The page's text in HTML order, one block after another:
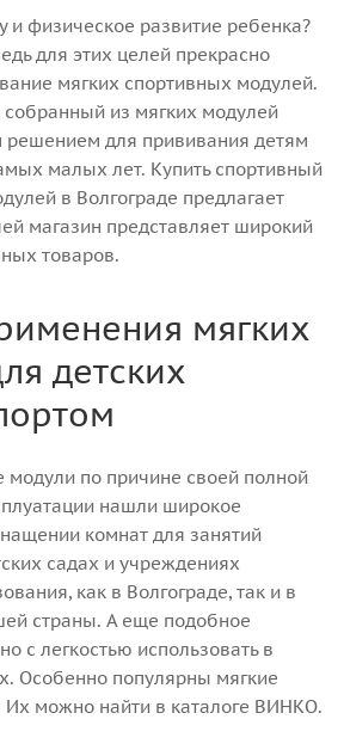
и физическое развитие ребенка?
для этих целей прекрасно
мягких спортивных модулей.
из мягких модулей
решением для прививания детям
малых лет. Купить спортивный
в Волгограде предлагает
магазин представляет широкий
товаров.
мягких
детских
модули по причине своей полной
нашли широкое
комнат для занятий
садах и учреждениях
как в Волгограде, так и в
страны. А еще подобное
с легкостью использовать в
Особенно популярны мягкие
Их можно найти в каталоге ВИНКО.